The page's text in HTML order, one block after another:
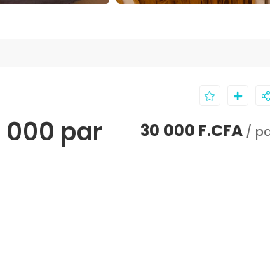
par
30 000 F.CFA /